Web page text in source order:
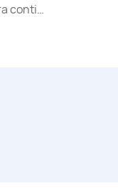
¿GuangWei proporciona soporte de mejora continua de ingeniería?